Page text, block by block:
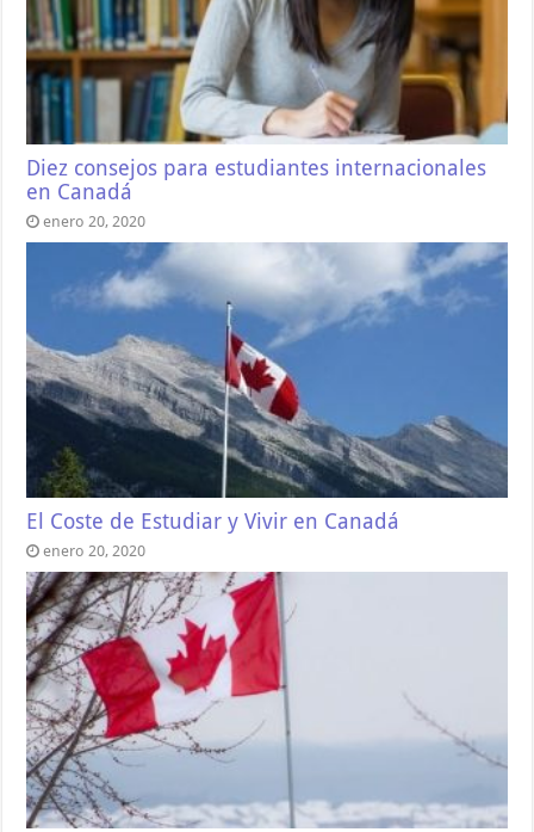
Diez consejos para estudiantes internacionales
en Canadá
enero 20, 2020
El Coste de Estudiar y Vivir en Canadá
enero 20, 2020